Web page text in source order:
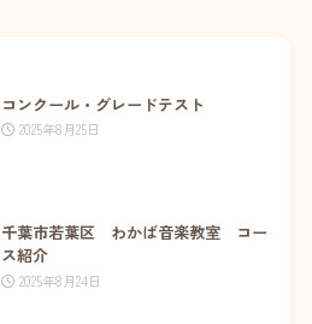
コンクール・グレードテスト
2025年8月25日
千葉市若葉区 わかば音楽教室 コー
ス紹介
2025年8月24日